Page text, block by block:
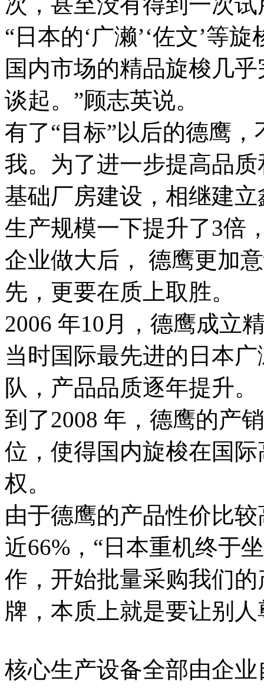
“日本的‘广濑’‘佐文’等
国内市场的精品旋梭几
谈起。”顾志英说。
有了“目标”以后的德鹰
我。为了进一步提高品
基础厂房建设，相继建
生产规模一下提升了3倍
企业做大后， 德鹰更加
先，更要在质上取胜。
2006 年10月，德鹰成立
当时国际最先进的日本
队，产品品质逐年提升。
到了2008 年，德鹰的产
位，使得国内旋梭在国
权。
由于德鹰的产品性价比
近66%，“日本重机终于
作，开始批量采购我们
牌，本质上就是要让别
核心生产设备全部由企